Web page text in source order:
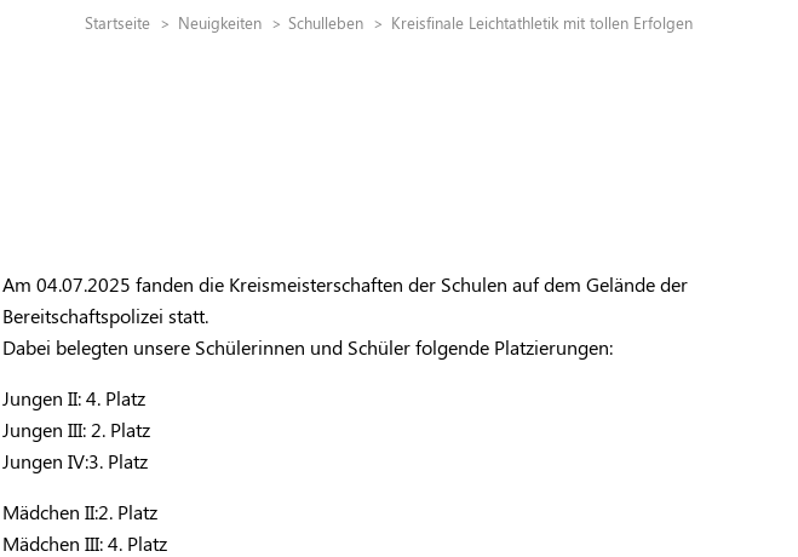
Startseite Neuigkeiten Schulleben Kreisfinale Leichtathletik mit tollen Erfolgen
Am 04.07.2025 fanden die Kreismeisterschaften der Schulen auf dem Gelände der
Bereitschaftspolizei statt.
Dabei belegten unsere Schülerinnen und Schüler folgende Platzierungen:
Jungen II: 4. Platz
Jungen III: 2. Platz
Jungen IV:3. Platz
Mädchen II:2. Platz
Mädchen III: 4. Platz